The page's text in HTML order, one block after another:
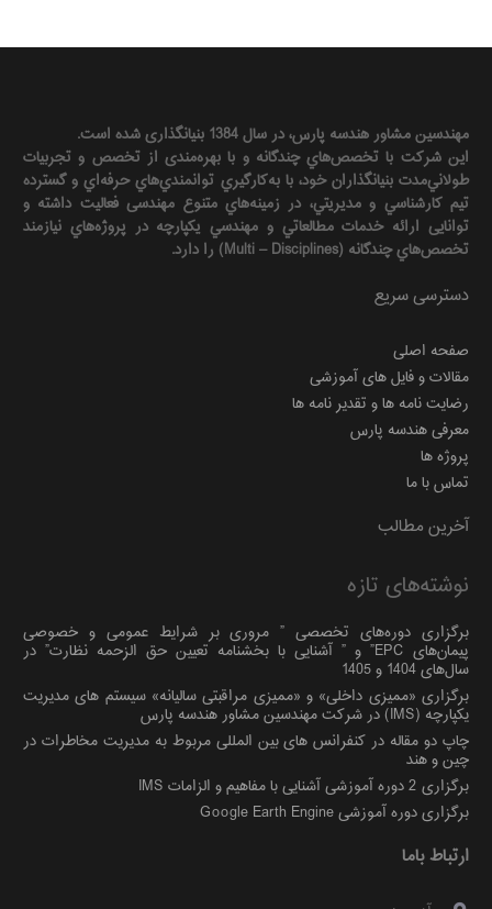
مهندسين مشاور هندسه‌ پارس، در سال 1384 بنیانگذاری شده است.
این شرکت با تخصص‌هاي چندگانه و با بهره‌مندی از تخصص و تجربيات
طولاني‌مدت بنيانگذاران خود، با به‌كارگيري توانمندي‌هاي حرفه‌اي و گسترده
تيم كارشناسي و مديريتي، در زمينه‌هاي متنوع مهندسی فعاليت داشته و
توانایی ارائه خدمات مطالعاتي و مهندسي يكپارچه در پروژه‌هاي نيازمند
تخصص‌هاي چندگانه (Multi – Disciplines) را دارد.
دسترسی سریع
صفحه اصلی
مقالات و فایل های آموزشی
رضایت نامه ها و تقدیر نامه ها
معرفی هندسه پارس
پروژه ها
تماس با ما
آخرین مطالب
نوشته‌های تازه
برگزاری دوره‌های تخصصی ” مروری بر شرایط عمومی و خصوصی
پیمان‌های EPC” و ” آشنایی با بخشنامه تعیین حق الزحمه نظارت” در
سال‌های 1404 و 1405
برگزاری «ممیزی داخلی» و «ممیزی مراقبتی سالیانه» سیستم های مدیریت
یکپارچه (IMS) در شرکت مهندسین مشاور هندسه پارس
چاپ دو مقاله در کنفرانس های بین المللی مربوط به مدیریت مخاطرات در
چین و هند
برگزاری 2 دوره آموزشی آشنایی با مفاهیم و الزامات IMS
برگزاری دوره آموزشی Google Earth Engine
ارتباط باما